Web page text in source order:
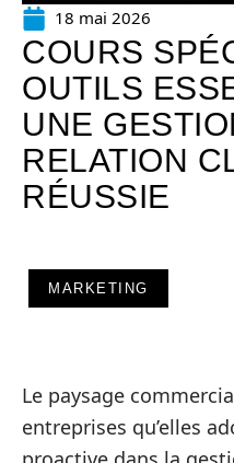
18 mai 2026
COURS
OUTILS
UNE
RELATION
RÉUSSIE
MARKETING
Le paysage
entreprises qu’elles